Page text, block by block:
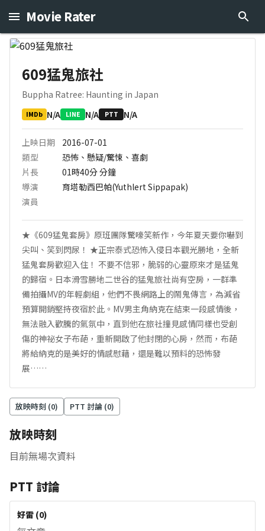
Movie Rater
609猛鬼旅社
Buppha Ratree: Haunting in Japan
IMDb N/A LINE N/A PTT N/A
上映日期
2016-07-01
類型
恐怖、懸疑/驚悚、喜劇
片長
01時40分分鐘
導演
育塔勒西巴帕(Yuthlert Sippapak)
演員
★《609猛鬼套房》原班團隊驚嚎笑新作，今年夏天要你嚇到
尖叫、笑到閃尿！ ★正宗泰式恐怖入侵日本觀光勝地，全新
猛鬼套房歡迎入住！ 不要不信邪，脆弱的心靈原來才是猛鬼
的歸宿。日本滑雪勝地二世谷的猛鬼旅社尚有空房，一群準
備拍攝MV的年輕劇組，他們不畏網路上的鬧鬼傳言，為減省
預算開銷堅持夜宿於此。MV男主角納克在結束一段感情後，
無法融入歡騰的氣氛中，直到他在旅社撞見感情同樣也受創
傷的神祕女子布葩，重新開啟了他封閉的心房，然而，布葩
將給納克的是美好的情感慰藉，還是難以預料的恐怖發
展……
放映時刻 (0) PTT 討論 (0)
放映時刻
目前無場次資料
PTT 討論
好雷 (0)